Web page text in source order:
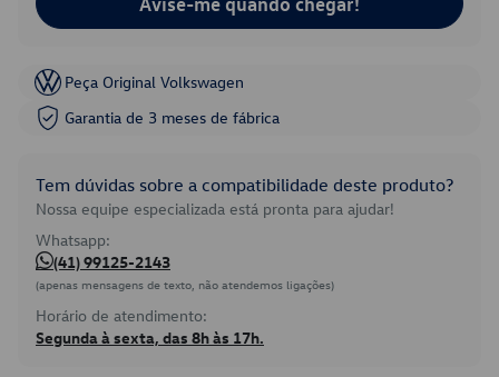
Peça Original Volkswagen
Garantia de 3 meses de fábrica
Tem dúvidas sobre a compatibilidade deste produto?
Nossa equipe especializada está pronta para ajudar!
Whatsapp:
(41) 99125-2143
(apenas mensagens de texto, não atendemos ligações)
Horário de atendimento:
Segunda à sexta, das 8h às 17h.